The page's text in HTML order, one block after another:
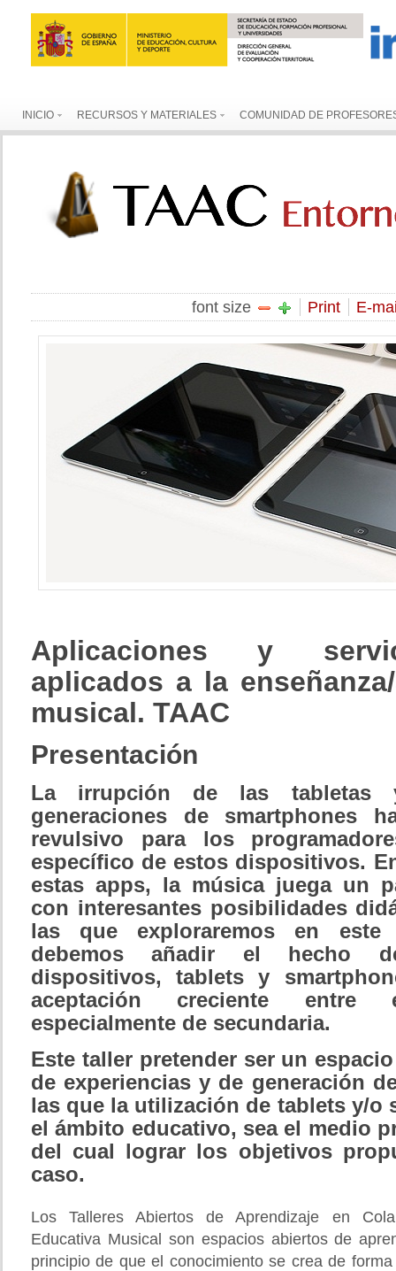
INICIO RECURSOS Y MATERIALES COMUNIDAD DE
font size Print E-
Aplicaciones y
aplicados a la
musical. TAAC
Presentación
La irrupción de las tabletas
generaciones de smartphones
revulsivo para los
específico de estos dispositivos.
estas apps, la música juega un
con interesantes posibilidades
las que exploraremos en
debemos añadir el hecho
dispositivos, tablets y
aceptación creciente entre
especialmente de secundaria.
Este taller pretender ser un
de experiencias y de generación
las que la utilización de tablets y/o
el ámbito educativo, sea el medio
del cual lograr los objetivos
caso.
Los Talleres Abiertos de Aprendizaje en
Educativa Musical son espacios abiertos de
principio de que el conocimiento se crea de